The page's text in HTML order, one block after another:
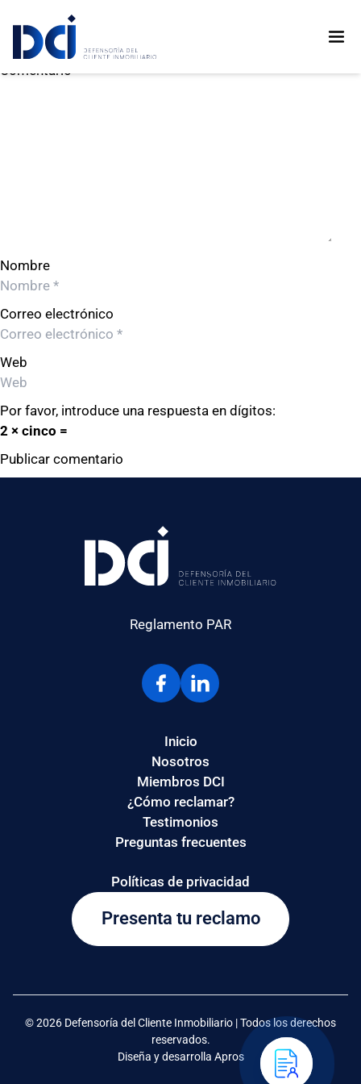
MATIER S.A.C.
Deja un comentario
Comentario
Nombre
Correo electrónico
Web
Por favor, introduce una respuesta en dígitos:
2 × cinco =
Reglamento PAR
Presenta tu reclamo
Inicio
Nosotros
Miembros DCI
¿Cómo reclamar?
Testimonios
Preguntas frecuentes
Políticas de privacidad
© 2026 Defensoría del Cliente Inmobiliario | Todos los derechos
reservados.
Diseña y desarrolla Apros